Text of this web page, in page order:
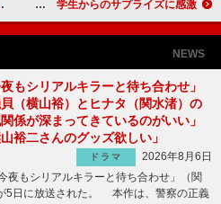
竹内涼真「青学、最高～！」 学生からのサプライズに感激
NEWS
夜もシリアルキラーと待ち合わせ」
貝（横山裕）とヒナタ（関水渚）の
係が深まってきているのがいい」
山裕二さんのグッズ欲しい」
ドラマ
2026年8月6日
夜もシリアルキラーと待ち合わせ」（関
5日に放送された。 本作は、警察の正義